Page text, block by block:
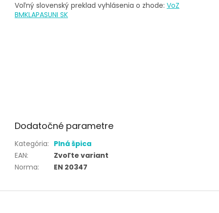
Voľný slovenský preklad vyhlásenia o zhode: VoZ
BMKLAPASUNI SK
Dodatočné parametre
Kategória: Plná špica
EAN:
Zvoľte variant
Norma: EN 20347
Z